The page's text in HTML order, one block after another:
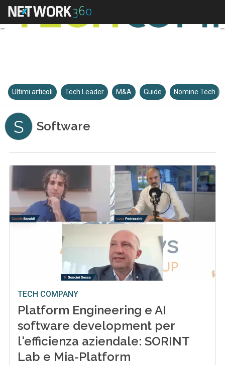
Ultimi articoli Tech Leader M&A Guide Nomine Tech
S Software
TECH COMPANY
Platform Engineering e AI
software development per
l'efficienza aziendale: SORINT
Lab e Mia-Platform